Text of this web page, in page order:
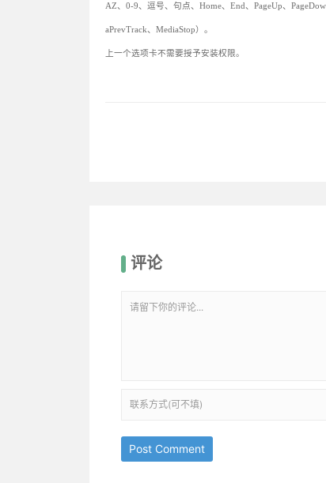
AZ、0-9、逗号、句点、Home、End、PageUp、
aPrevTrack、MediaStop）。
上一个选项卡不需要授予安装权限。
评论
Post Comment